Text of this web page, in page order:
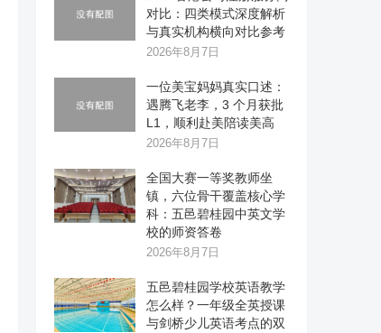
对比：四类模式深度解析
与真实机构横向对比参考
2026年8月7日
一位美宝妈妈真实口述：
遇腾飞老李，3 个月获批
L1，顺利赴美陪读美高
2026年8月7日
全国大赛一等奖教师坐
镇，六位骨干覆盖核心学
科：五邑碧桂园中英文学
校的师资答卷
2026年8月7日
五邑碧桂园学校英语教学
怎么样？一年级全英授课
与剑桥少儿英语考点的双